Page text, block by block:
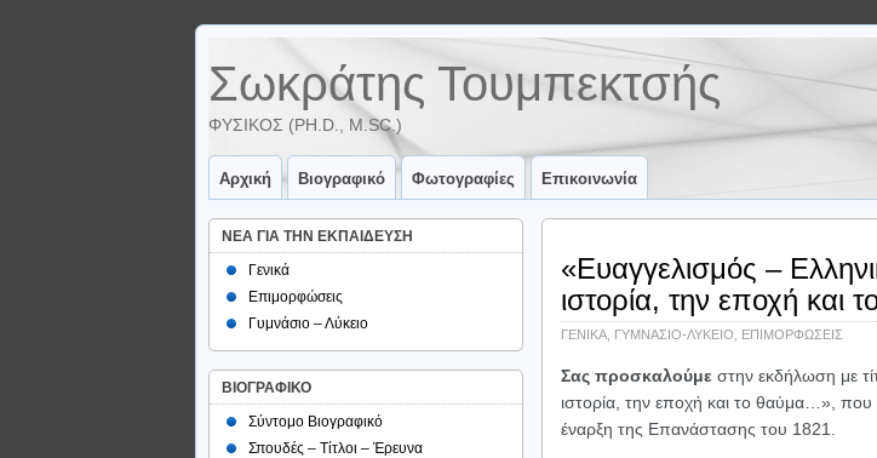
Σωκράτης Τουμπεκτσής
ΦΥΣΙΚΌΣ (PH.D., M.SC.)
Αρχική Βιογραφικό Φωτογραφίες Επικοινωνία
«Ευαγγελισμός –
ιστορία, την εποχή και
ΓΕΝΙΚΑ ΓΥΜΝΑΣΙΟ-ΛΥΚΕΙΟ ΕΠΙΜΟΡΦΩΣΕΙΣ
Σας προσκαλούμε στην εκδήλωση με
ιστορία, την εποχή και το θαύμα…»,
έναρξη της Επανάστασης του 1821.
ΝΕΑ ΓΙΑ ΤΗΝ ΕΚΠΑΙΔΕΥΣΗ
Γενικά
Επιμορφώσεις
Γυμνάσιο – Λύκειο
ΒΙΟΓΡΑΦΙΚΟ
Σύντομο Βιογραφικό
Σπουδές – Τίτλοι – Έρευνα